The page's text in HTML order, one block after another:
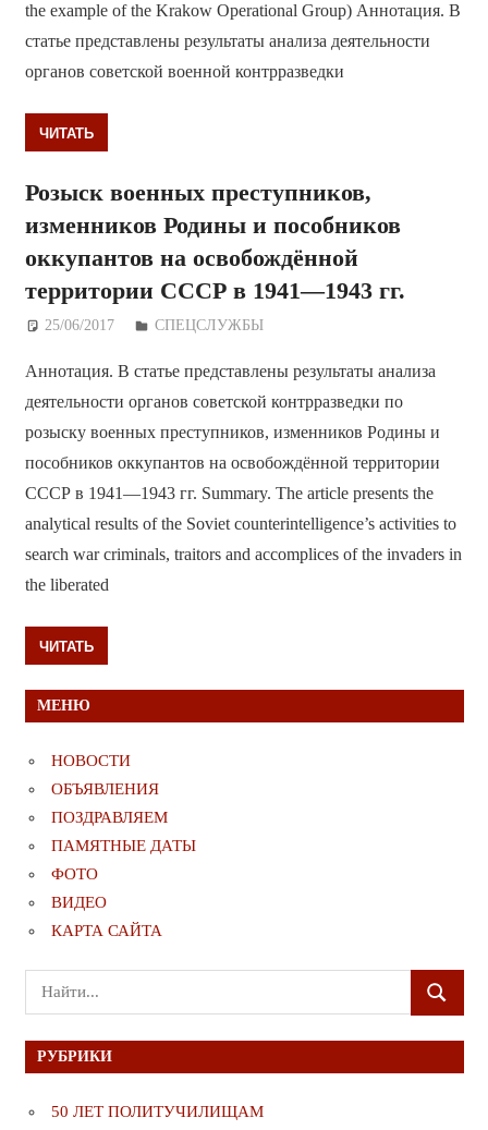
the example of the Krakow Operational Group) Аннотация. В
статье представлены результаты анализа деятельности
органов советской военной контрразведки
ЧИТАТЬ
Розыск военных преступников,
изменников Родины и пособников
оккупантов на освобождённой
территории СССР в 1941—1943 гг.
25/06/2017 Дежурный по Редакции
СПЕЦСЛУЖБЫ
Аннотация. В статье представлены результаты анализа
деятельности органов советской контрразведки по
розыску военных преступников, изменников Родины и
пособников оккупантов на освобождённой территории
СССР в 1941—1943 гг. Summary. The article presents the
analytical results of the Soviet counterintelligence’s activities to
search war criminals, traitors and accomplices of the invaders in
the liberated
ЧИТАТЬ
МЕНЮ
НОВОСТИ
ОБЪЯВЛЕНИЯ
ПОЗДРАВЛЯЕМ
ПАМЯТНЫЕ ДАТЫ
ФОТО
ВИДЕО
КАРТА САЙТА
Поиск
для:
ПОИСК
РУБРИКИ
50 ЛЕТ ПОЛИТУЧИЛИЩАМ